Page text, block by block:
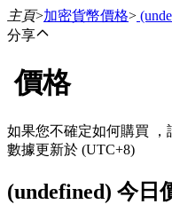
合約
主頁>加密貨幣價格>
分享
價格
如果您不確定如何購買 ，
數據更新於 (UTC+8)
(undefined) 今日